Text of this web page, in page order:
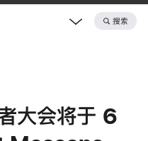
搜索
大会将于 6